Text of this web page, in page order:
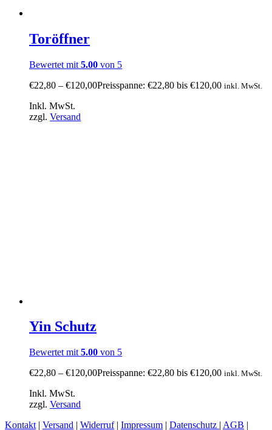
Toröffner
Bewertet mit 5.00 von 5
€22,80 – €120,00Preisspanne: €22,80 bis €120,00 inkl. MwSt.
Inkl. MwSt.
zzgl. Versand
Yin Schutz
Bewertet mit 5.00 von 5
€22,80 – €120,00Preisspanne: €22,80 bis €120,00 inkl. MwSt.
Inkl. MwSt.
zzgl. Versand
Kontakt | Versand | Widerruf| Impressum | Datenschutz | AGB |